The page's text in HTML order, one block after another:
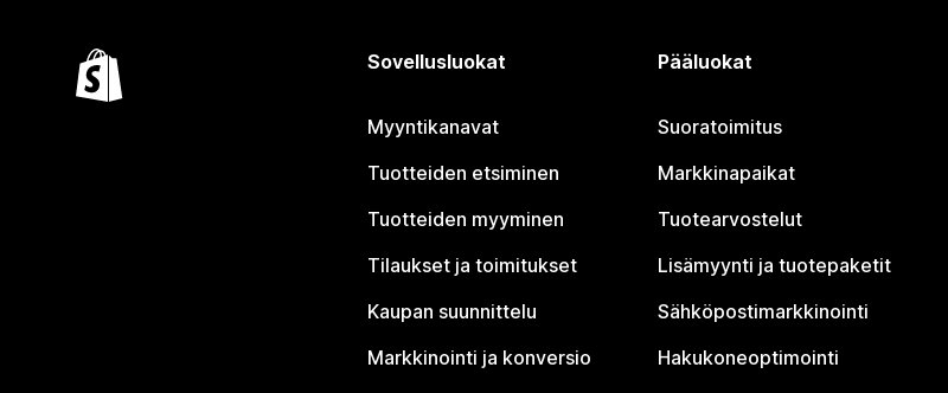
Sovellusluokat
Myyntikanavat
Tuotteiden etsiminen
Tuotteiden myyminen
Tilaukset ja toimitukset
Kaupan suunnittelu
Markkinointi ja konversio
Pääluokat
Suoratoimitus
Markkinapaikat
Tuotearvostelut
Lisämyynti ja tuotepaketit
Sähköpostimarkkinointi
Hakukoneoptimointi